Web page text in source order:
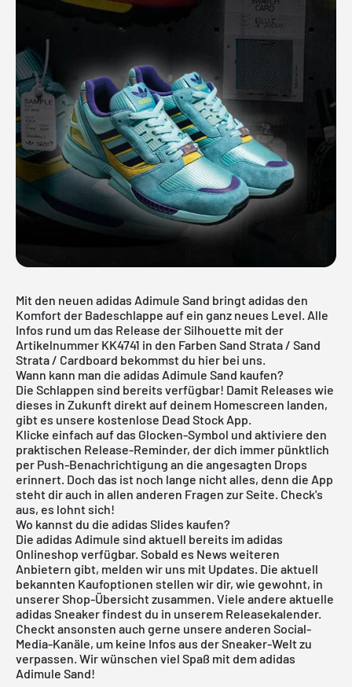
Mit den neuen adidas Adimule Sand bringt adidas den
Komfort der Badeschlappe auf ein ganz neues Level. Alle
Infos rund um das Release der Silhouette mit der
Artikelnummer KK4741 in den Farben Sand Strata / Sand
Strata / Cardboard bekommst du hier bei uns.
Wann kann man die adidas Adimule Sand kaufen?
Die Schlappen sind bereits verfügbar! Damit Releases wie
dieses in Zukunft direkt auf deinem Homescreen landen,
gibt es unsere kostenlose Dead Stock App.
Klicke einfach auf das Glocken-Symbol und aktiviere den
praktischen Release-Reminder, der dich immer pünktlich
per Push-Benachrichtigung an die angesagten Drops
erinnert. Doch das ist noch lange nicht alles, denn die App
steht dir auch in allen anderen Fragen zur Seite. Check's
aus, es lohnt sich!
Wo kannst du die adidas Slides kaufen?
Die adidas Adimule sind aktuell bereits imadidas
Onlineshop verfügbar. Sobald es News weiteren
Anbietern gibt, melden wir uns mit Updates. Die aktuell
bekannten Kaufoptionen stellen wir dir, wie gewohnt, in
unserer Shop-Übersicht zusammen. Viele andere aktuelle
adidas Sneaker findest du in unserem Releasekalender.
Checkt ansonsten auch gerne unsere anderen Social-
Media-Kanäle, um keine Infos aus der Sneaker-Welt zu
verpassen. Wir wünschen viel Spaß mit dem adidas
Adimule Sand!